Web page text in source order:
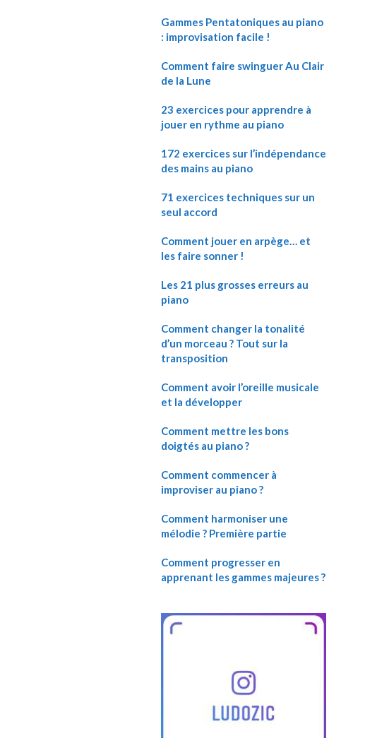
Gammes Pentatoniques au piano
: improvisation facile !
Comment faire swinguer Au Clair
de la Lune
23 exercices pour apprendre à
jouer en rythme au piano
172 exercices sur l’indépendance
des mains au piano
71 exercices techniques sur un
seul accord
Comment jouer en arpège… et
les faire sonner !
Les 21 plus grosses erreurs au
piano
Comment changer la tonalité
d’un morceau ? Tout sur la
transposition
Comment avoir l’oreille musicale
et la développer
Comment mettre les bons
doigtés au piano ?
Comment commencer à
improviser au piano ?
Comment harmoniser une
mélodie ? Première partie
Comment progresser en
apprenant les gammes majeures ?